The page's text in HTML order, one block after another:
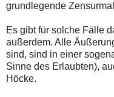
grundlegende
Es gibt für solche Fälle
außerdem. Alle
sind, sind in einer
Sinne des Erlaubten),
Höcke.